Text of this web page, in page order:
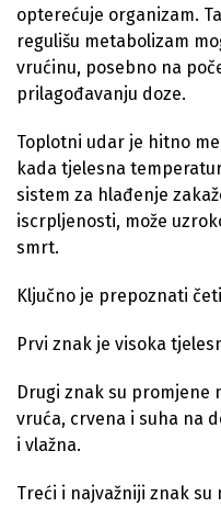
opterećuje organizam.
regulišu metabolizam
vrućinu, posebno na
prilagođavanju doze.
Toplotni udar je hitno
kada tjelesna
sistem za hlađenje
iscrpljenosti, može
smrt.
Ključno je prepoznati
Prvi znak je visoka
Drugi znak su promjene
vruća, crvena i suha na
i vlažna.
Treći i najvažniji znak